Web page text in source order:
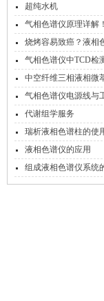
超纯水机
气相色谱仪原理详解！
烧烤容易致癌？液相
知！
气相色谱仪中TCD检
检修方法及原因分析
中空纤维三相液相微
气相色谱仪电源线与
代谢组学服务
瑞析液相色谱柱的使
液相色谱仪的应用
组成液相色谱仪系统
何维护？